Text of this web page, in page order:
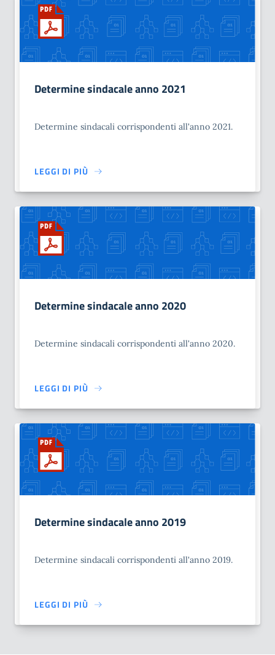
Determine sindacale anno 2021
Determine sindacali corrispondenti all'anno 2021.
LEGGI DI PIÙ
Determine sindacale anno 2020
Determine sindacali corrispondenti all'anno 2020.
LEGGI DI PIÙ
Determine sindacale anno 2019
Determine sindacali corrispondenti all'anno 2019.
LEGGI DI PIÙ